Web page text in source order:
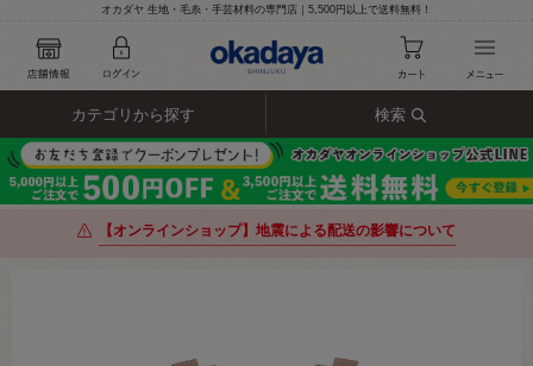
オカダヤ 生地・毛糸・手芸材料の専門店｜5,500円以上で送料無料！
カテゴリから探す 検索
【オンラインショップ】地震による配送の影響について